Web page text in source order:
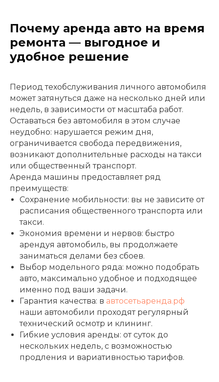
Почему аренда авто на время
ремонта — выгодное и
удобное решение
Период техобслуживания личного автомобиля
может затянуться даже на несколько дней или
недель, в зависимости от масштаба работ.
Оставаться без автомобиля в этом случае
неудобно: нарушается режим дня,
ограничивается свобода передвижения,
возникают дополнительные расходы на такси
или общественный транспорт.
Аренда машины предоставляет ряд
преимуществ:
Сохранение мобильности: вы не зависите от
расписания общественного транспорта или
такси.
Экономия времени и нервов: быстро
арендуя автомобиль, вы продолжаете
заниматься делами без сбоев.
Выбор модельного ряда: можно подобрать
авто, максимально удобное и подходящее
именно под ваши задачи.
Гарантия качества: в автосетьаренда.рф
наши автомобили проходят регулярный
технический осмотр и клининг.
Гибкие условия аренды: от суток до
нескольких недель, с возможностью
продления и вариативностью тарифов.